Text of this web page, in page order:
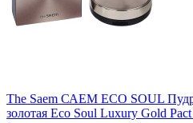
The Saem САЕМ ECO SOUL
золотая Eco Soul Luxury Gold